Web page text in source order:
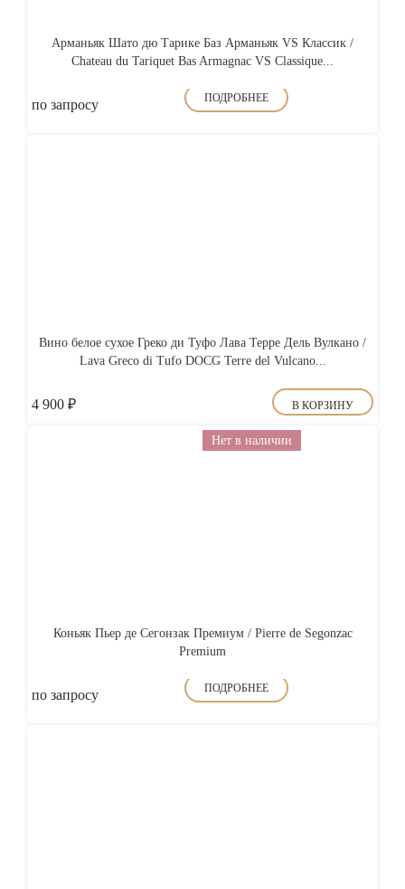
Арманьяк Шато дю Тарике Баз Арманьяк VS Классик /
Chateau du Tariquet Bas Armagnac VS Classique...
по запросу ПОДРОБНЕЕ
Вино белое сухое Греко ди Туфо Лава Терре Дель Вулкано /
Lava Greco di Tufo DOCG Terre del Vulcano...
4 900 ₽ В КОРЗИНУ
Нет в наличии
Коньяк Пьер де Сегонзак Премиум / Pierre de Segonzac
Premium
по запросу ПОДРОБНЕЕ